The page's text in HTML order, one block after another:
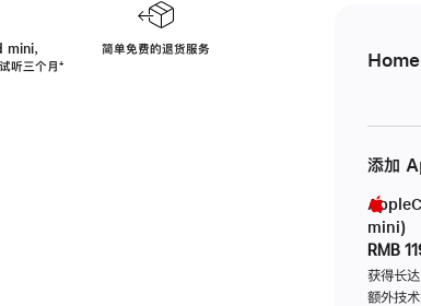
，
听三个月脚
⁺
简单免费的退货服务
添加
mini)
RMB
获得长
额外技